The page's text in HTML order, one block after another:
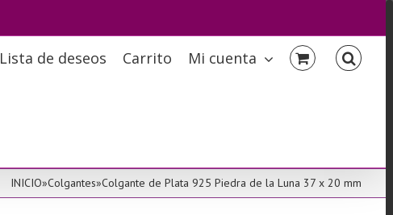
Lista de deseos Carrito Mi cuenta
INICIO»Colgantes»Colgante de Plata 925 Piedra de la Luna 37 x 20 mm